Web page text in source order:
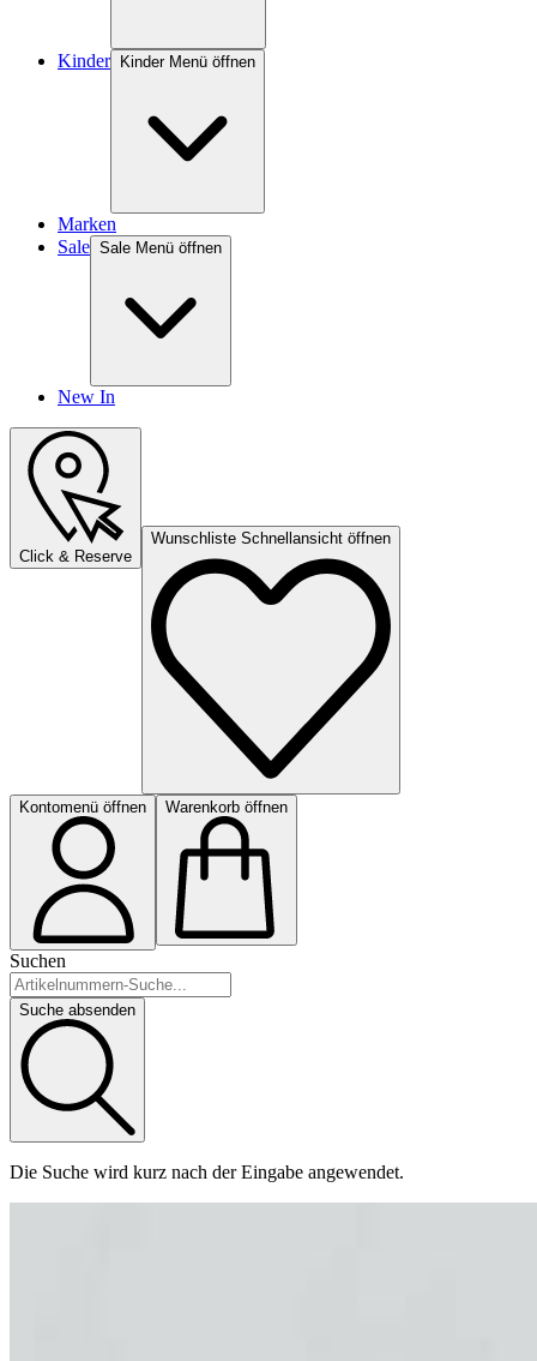
Kinder Kinder Menü öffnen
Marken
Sale Sale Menü öffnen
New In
Click & Reserve
Wunschliste Schnellansicht öffnen
Kontomenü öffnen Warenkorb öffnen
Suchen
Suche absenden
Die Suche wird kurz nach der Eingabe angewendet.